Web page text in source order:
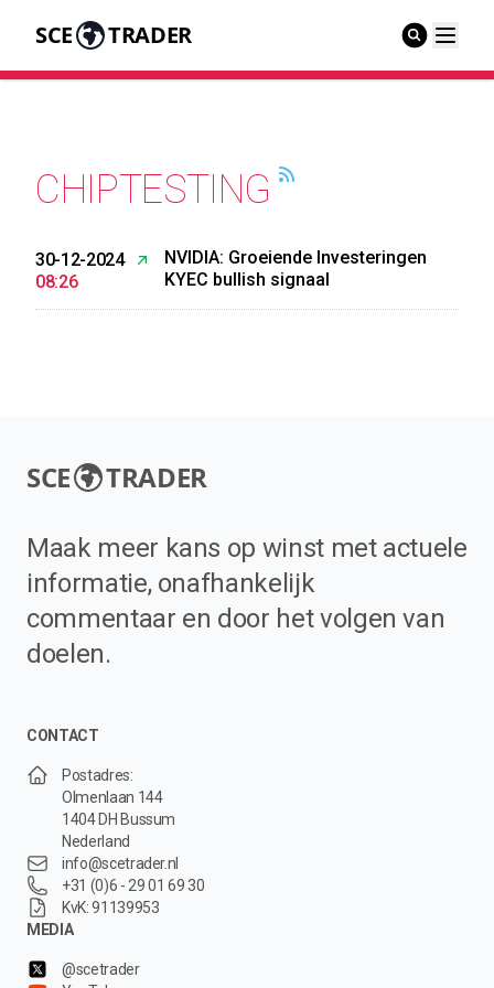
SCE TRADER
CHIPTESTING
30-12-2024
08:26
NVIDIA: Groeiende Investeringen
KYEC bullish signaal
SCE TRADER
Maak meer kans op winst met actuele
informatie, onafhankelijk
commentaar en door het volgen van
doelen.
CONTACT
Postadres:
Olmenlaan 144
1404 DH Bussum
Nederland
info@scetrader.nl
+31 (0)6 - 29 01 69 30
KvK: 91139953
MEDIA
@scetrader